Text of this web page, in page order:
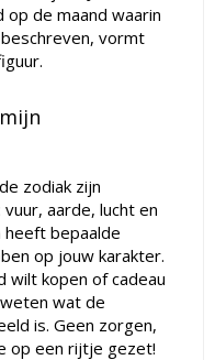
de maand waarin
vormt
zodiak zijn
aarde, lucht en
heeft bepaalde
op jouw karakter.
wilt kopen of cadeau
wat de
is. Geen zorgen,
op een rijtje gezet!